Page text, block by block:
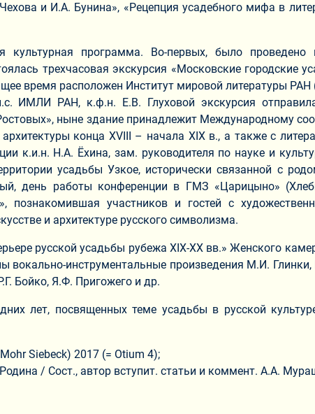
и И.А. Бунина», «Рецепция усадебного мифа в
программа. Во-первых, было проведено
трехчасовая экскурсия «Московские городские
время расположен Институт мировой литературы
ИМЛИ РАН, к.ф.н. Е.В. Глуховой экскурсия
ныне здание принадлежит Международному
конца XVIII – начала XIX в., а также с
к.и.н. Н.А. Ёхина, зам. руководителя по науке и
усадьбы Узкое, исторически связанной с
день работы конференции в ГМЗ «Царицыно»
познакомившая участников и гостей с
и архитектуре русского символизма.
русской усадьбы рубежа XIX-XX вв.» Женского
инструментальные произведения М.И.
Бойко, Я.Ф. Пригожего и др.
лет, посвященных теме усадьбы в русской
Siebeck) 2017 (= Otium 4);
/ Сост., автор вступит. статьи и коммент. А.А.